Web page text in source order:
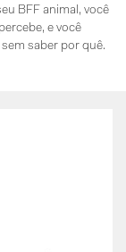
BFF animal, você
e você
saber por quê.